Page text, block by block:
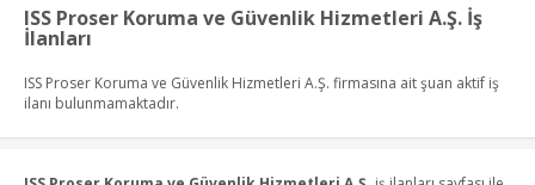
ISS Proser Koruma ve Güvenlik Hizmetleri A.Ş. İş
İlanları
ISS Proser Koruma ve Güvenlik Hizmetleri A.Ş. firmasına ait şuan aktif iş
ilanı bulunmamaktadır.